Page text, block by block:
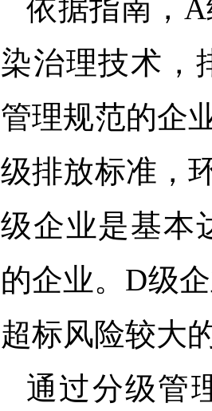
依据指南，
染治理技术，
管理规范的企
级排放标准，
级企业是基本
的企业。D级
超标风险较大
通过分级管